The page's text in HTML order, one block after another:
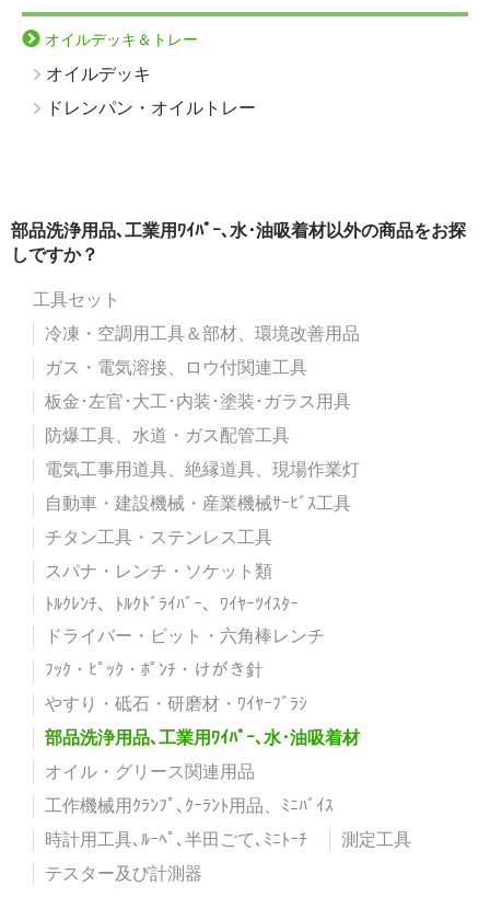
オイルデッキ＆トレー
オイルデッキ
ドレンパン・オイルトレー
部品洗浄用品､工業用ﾜｲﾊﾟｰ､水･油吸着材以外の商品をお探
しですか？
工具セット
冷凍・空調用工具＆部材、環境改善用品
ガス・電気溶接、ロウ付関連工具
板金･左官･大工･内装･塗装･ガラス用具
防爆工具、水道・ガス配管工具
電気工事用道具、絶縁道具、現場作業灯
自動車・建設機械・産業機械ｻｰﾋﾞｽ工具
チタン工具・ステンレス工具
スパナ・レンチ・ソケット類
ﾄﾙｸﾚﾝﾁ、ﾄﾙｸﾄﾞﾗｲﾊﾞｰ、ﾜｲﾔｰﾂｲｽﾀｰ
ドライバー・ビット・六角棒レンチ
ﾌｯｸ・ﾋﾟｯｸ・ﾎﾟﾝﾁ・けがき針
やすり・砥石・研磨材・ﾜｲﾔｰﾌﾞﾗｼ
部品洗浄用品､工業用ﾜｲﾊﾟｰ､水･油吸着材
オイル・グリース関連用品
工作機械用ｸﾗﾝﾌﾟ､ｸｰﾗﾝﾄ用品、ﾐﾆﾊﾞｲｽ
時計用工具､ﾙｰﾍﾟ､半田ごて､ﾐﾆﾄｰﾁ
測定工具
テスター及び計測器